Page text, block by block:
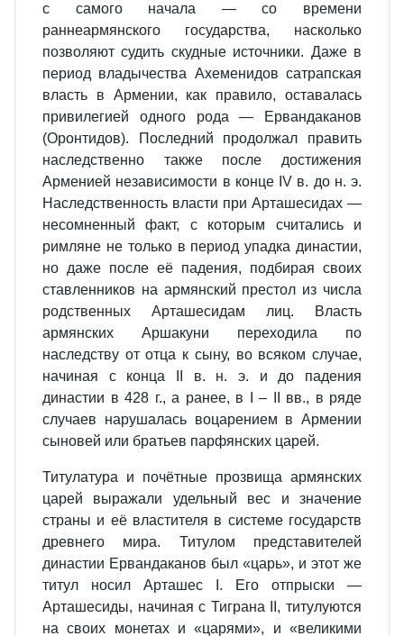
с самого начала — со времени
раннеармянского государства, насколько
позволяют судить скудные источники. Даже в
период владычества Ахеменидов сатрапская
власть в Армении, как правило, оставалась
привилегией одного рода — Ервандаканов
(Оронтидов). Последний продолжал править
наследственно также после достижения
Арменией независимости в конце IV в. до н. э.
Наследственность власти при Арташесидах —
несомненный факт, с которым считались и
римляне не только в период упадка династии,
но даже после её падения, подбирая своих
ставленников на армянский престол из числа
родственных Арташесидам лиц. Власть
армянских Аршакуни переходила по
наследству от отца к сыну, во всяком случае,
начиная с конца II в. н. э. и до падения
династии в 428 г., а ранее, в I – II вв., в ряде
случаев нарушалась воцарением в Армении
сыновей или братьев парфянских царей.
Титулатура и почётные прозвища армянских
царей выражали удельный вес и значение
страны и её властителя в системе государств
древнего мира. Титулом представителей
династии Ервандаканов был «царь», и этот же
титул носил Арташес I. Его отпрыски —
Арташесиды, начиная с Тиграна II, титулуются
на своих монетах и «царями», и «великими